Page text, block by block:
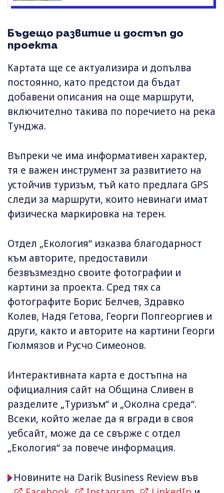
Бъдещо развитие и достъп до
проекта
Картата ще се актуализира и допълва
постоянно, като предстои да бъдат
добавени описания на още маршрути,
включително такива по поречието на река
Тунджа.
Въпреки че има информативен характер,
тя е важен инструмент за развитието на
устойчив туризъм, тъй като предлага GPS
следи за маршрути, които невинаги имат
физическа маркировка на терен.
Отдел „Екология“ изказва благодарност
към авторите, предоставили
безвъзмездно своите фотографии и
картини за проекта. Сред тях са
фотографите Борис Белчев, Здравко
Колев, Надя Гетова, Георги Попгеоргиев и
други, както и авторите на картини Георги
Гюлмязов и Русчо Симеонов.
Интерактивната карта е достъпна на
официалния сайт на Община Сливен в
разделите „Туризъм“ и „Околна среда“.
Всеки, който желае да я вгради в своя
уебсайт, може да се свърже с отдел
„Екология“ за повече информация.
Новините на Darik Business Review във